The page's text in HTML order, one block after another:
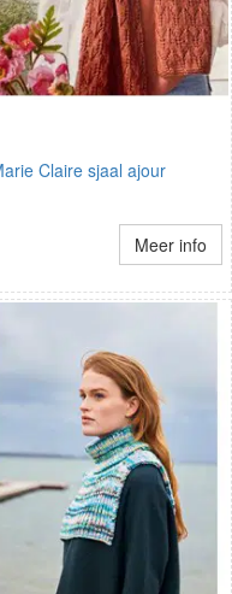
Claire sjaal ajour
Meer info